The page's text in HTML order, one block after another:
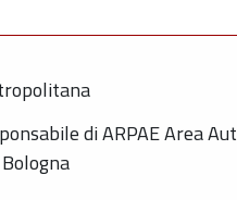
di ARPAE Area